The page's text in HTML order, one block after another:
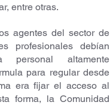
entre otras.
agentes del sector de
profesionales debían
personal altamente
para regular desde
era fijar el acceso al
forma, la Comunidad